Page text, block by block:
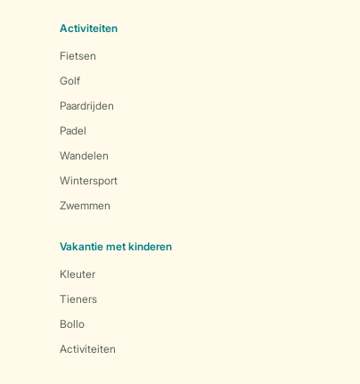
Activiteiten
Fietsen
Golf
Paardrijden
Padel
Wandelen
Wintersport
Zwemmen
Vakantie met kinderen
Kleuter
Tieners
Bollo
Activiteiten